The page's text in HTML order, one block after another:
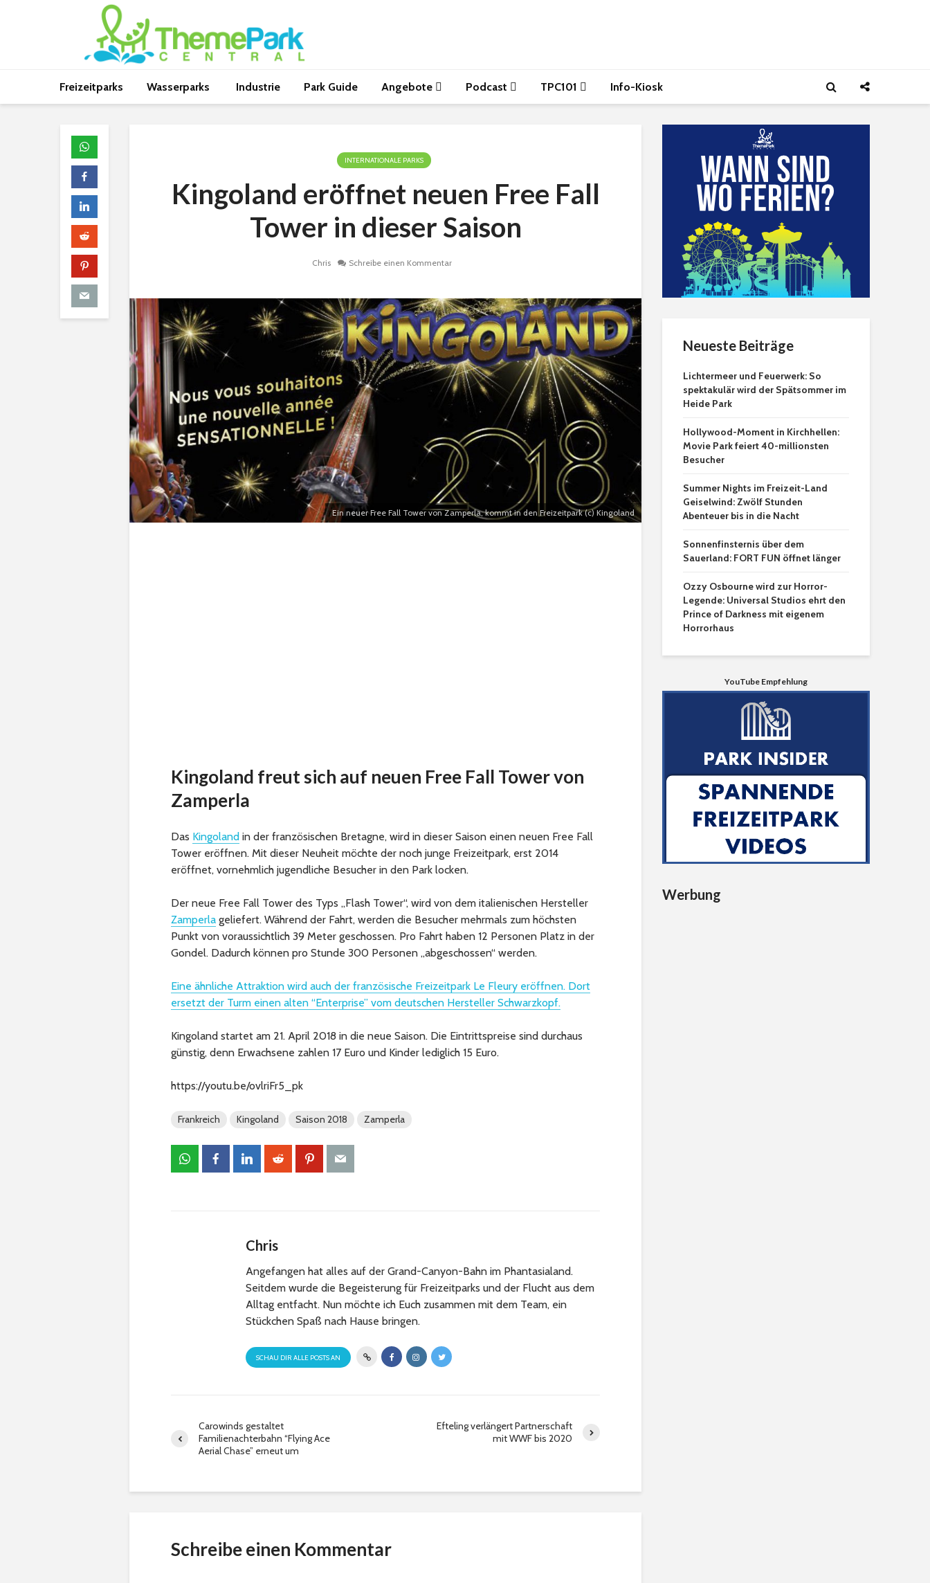
Freizeitparks Wasserparks Industrie Park Guide Angebote Podcast TPC101 Info-Kiosk
INTERNATIONALE PARKS
Kingoland eröffnet neuen Free Fall
Tower in dieser Saison
Chris Schreibe einen Kommentar
Ein neuer Free Fall Tower von Zamperla, kommt in den Freizeitpark (c) Kingoland
Kingoland freut sich auf neuen Free Fall Tower von
Zamperla
Das Kingoland in der französischen Bretagne, wird in dieser Saison einen neuen Free Fall
Tower eröffnen. Mit dieser Neuheit möchte der noch junge Freizeitpark, erst 2014
eröffnet, vornehmlich jugendliche Besucher in den Park locken.
Der neue Free Fall Tower des Typs „Flash Tower“, wird von dem italienischen Hersteller
Zamperla geliefert. Während der Fahrt, werden die Besucher mehrmals zum höchsten
Punkt von voraussichtlich 39 Meter geschossen. Pro Fahrt haben 12 Personen Platz in der
Gondel. Dadurch können pro Stunde 300 Personen „abgeschossen“ werden.
Eine ähnliche Attraktion wird auch der französische Freizeitpark Le Fleury eröffnen. Dort
ersetzt der Turm einen alten “Enterprise” vom deutschen Hersteller Schwarzkopf.
Kingoland startet am 21. April 2018 in die neue Saison. Die Eintrittspreise sind durchaus
günstig, denn Erwachsene zahlen 17 Euro und Kinder lediglich 15 Euro.
https://youtu.be/ovlriFr5_pk
Frankreich Kingoland Saison 2018 Zamperla
Chris
Angefangen hat alles auf der Grand-Canyon-Bahn im Phantasialand.
Seitdem wurde die Begeisterung für Freizeitparks und der Flucht aus dem
Alltag entfacht. Nun möchte ich Euch zusammen mit dem Team, ein
Stückchen Spaß nach Hause bringen.
SCHAU DIR ALLE POSTS AN
Carowinds gestaltet
Familienachterbahn “Flying Ace
Aerial Chase” erneut um
Efteling verlängert Partnerschaft
mit WWF bis 2020
Schreibe einen Kommentar
Neueste Beiträge
Lichtermeer und Feuerwerk: So
spektakulär wird der Spätsommer im
Heide Park
Hollywood-Moment in Kirchhellen:
Movie Park feiert 40-millionsten
Besucher
Summer Nights im Freizeit-Land
Geiselwind: Zwölf Stunden
Abenteuer bis in die Nacht
Sonnenfinsternis über dem
Sauerland: FORT FUN öffnet länger
Ozzy Osbourne wird zur Horror-
Legende: Universal Studios ehrt den
Prince of Darkness mit eigenem
Horrorhaus
YouTube Empfehlung
Werbung